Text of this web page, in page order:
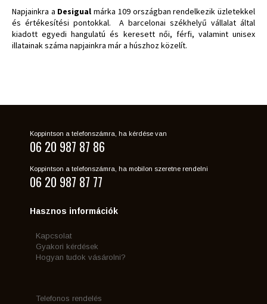
Napjainkra a Desigual márka 109 országban rendelkezik üzletekkel
és értékesítési pontokkal. A barcelonai székhelyű vállalat által
kiadott egyedi hangulatú és keresett női, férfi, valamint unisex
illatainak száma napjainkra már a húszhoz közelít.
Koppintson a telefonszámra, ha kérdése van
06 20 987 87 86
Koppintson a telefonszámra, ha mobilon szeretne rendelni
06 20 987 87 77
Hasznos információk
Kapcsolat
Gyakori kérdések
Hogyan tudok vásárolni?
Telefonos rendelés